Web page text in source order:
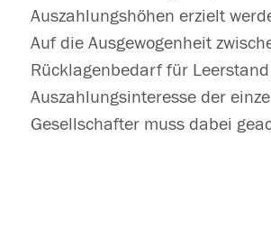
Auszahlungshöhen erzielt
Auf die Ausgewogenheit
Rücklagenbedarf für
Auszahlungsinteresse der
Gesellschafter muss dabei